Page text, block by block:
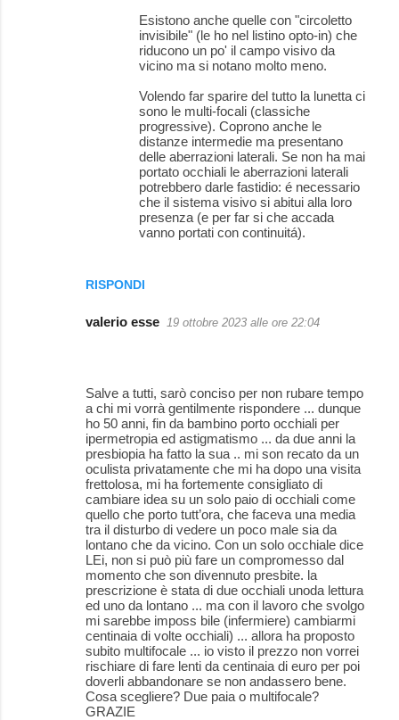
RISPONDI
Esistono anche quelle con "circoletto
invisibile" (le ho nel listino opto-in) che
riducono un po' il campo visivo da
vicino ma si notano molto meno.
Volendo far sparire del tutto la lunetta ci
sono le multi-focali (classiche
progressive). Coprono anche le
distanze intermedie ma presentano
delle aberrazioni laterali. Se non ha mai
portato occhiali le aberrazioni laterali
potrebbero darle fastidio: é necessario
che il sistema visivo si abitui alla loro
presenza (e per far si che accada
vanno portati con continuitá).
valerio esse 19 ottobre 2023 alle ore 22:04
Salve a tutti, sarò conciso per non rubare tempo
a chi mi vorrà gentilmente rispondere ... dunque
ho 50 anni, fin da bambino porto occhiali per
ipermetropia ed astigmatismo ... da due anni la
presbiopia ha fatto la sua .. mi son recato da un
oculista privatamente che mi ha dopo una visita
frettolosa, mi ha fortemente consigliato di
cambiare idea su un solo paio di occhiali come
quello che porto tutt’ora, che faceva una media
tra il disturbo di vedere un poco male sia da
lontano che da vicino. Con un solo occhiale dice
LEi, non si può più fare un compromesso dal
momento che son divennuto presbite. la
prescrizione è stata di due occhiali unoda lettura
ed uno da lontano ... ma con il lavoro che svolgo
mi sarebbe imposs bile (infermiere) cambiarmi
centinaia di volte occhiali) ... allora ha proposto
subito multifocale ... io visto il prezzo non vorrei
rischiare di fare lenti da centinaia di euro per poi
doverli abbandonare se non andassero bene.
Cosa scegliere? Due paia o multifocale?
GRAZIE